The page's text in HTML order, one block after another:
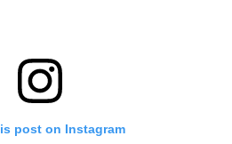
post on Instagram